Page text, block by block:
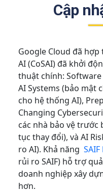
Cập
Google Cloud đã
AI (CoSAI) đã khởi
thuật chính:
AI Systems (bảo mật
cho hệ thống AI),
Changing
các nhà bảo vệ trước
tục thay đổi), và AI
ro AI). Khả năng
rủi ro SAIF) hỗ trợ
doanh nghiệp xây
hơn.